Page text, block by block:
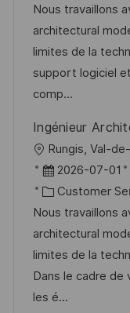
c
u
n
g
t
u
m
d
e
V
e
r
ö
f
f
e
n
t
a
t
e
g
o
i
e
Nous travaillons
architectural
limites de la
support logiciel
comp...
Ingénieur
O
r
t
Rungis, Val-
D
a
t
u
m
d
e
2026-07-01
K
a
t
e
g
o
Customer
Nous travaillons
architectural
limites de la
Dans le cadre de
les é...